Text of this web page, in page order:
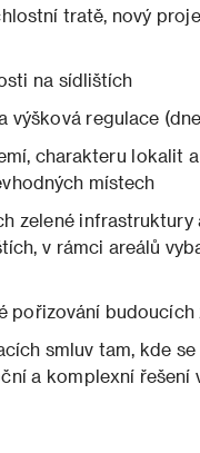
tratě, nový
na sídlištích
regulace
charakteru lokalit
místech
zelené infrastruktury
v rámci areálů
budoucích
smluv tam, kde
a komplexní řešení